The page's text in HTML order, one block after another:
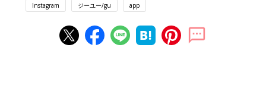
Instagram ジーユー/gu app